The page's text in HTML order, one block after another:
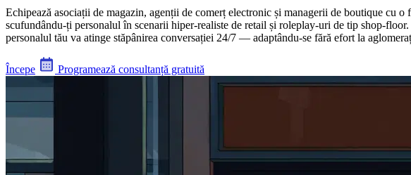
Echipează asociații de magazin, agenții de comerț electronic și managerii de boutique cu
scufundându-ți personalul în scenarii hiper-realiste de retail și roleplay-uri de tip shop-
personalul tău va atinge stăpânirea conversației 24/7 — adaptându-se fără efort la
Începe Programează consultanță gratuită